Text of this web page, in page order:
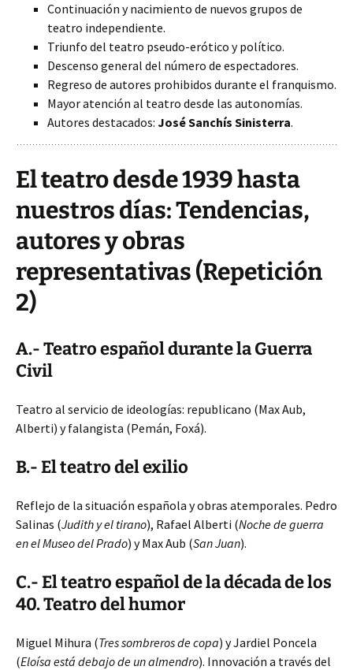
Continuación y nacimiento de nuevos grupos de
teatro independiente.
Triunfo del teatro pseudo-erótico y político.
Descenso general del número de espectadores.
Regreso de autores prohibidos durante el franquismo.
Mayor atención al teatro desde las autonomías.
Autores destacados: José Sanchís Sinisterra.
El teatro desde 1939 hasta
nuestros días: Tendencias,
autores y obras
representativas (Repetición
2)
A.- Teatro español durante la Guerra
Civil
Teatro al servicio de ideologías: republicano (Max Aub,
Alberti) y falangista (Pemán, Foxá).
B.- El teatro del exilio
Reflejo de la situación española y obras atemporales. Pedro
Salinas (Judith y el tirano), Rafael Alberti (Noche de guerra
en el Museo del Prado) y Max Aub (San Juan).
C.- El teatro español de la década de los
40. Teatro del humor
Miguel Mihura (Tres sombreros de copa) y Jardiel Poncela
(Eloísa está debajo de un almendro). Innovación a través del